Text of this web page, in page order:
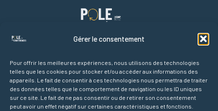
Gérer le consentement
Pour offrir les meilleures expériences, nous utilisons des technologies
telles que les cookies pour stocker et/ou accéder aux informations des
appareils. Le fait de consentir à ces technologies nous permettra de traiter
des données telles que le comportement de navigation ou les ID uniques
sur ce site. Le fait de ne pas consentir ou de retirer son consentement
peut avoir un effet négatif sur certaines caractéristiques et fonctions.
Liens rapides
Accueil
Agenda des conférences